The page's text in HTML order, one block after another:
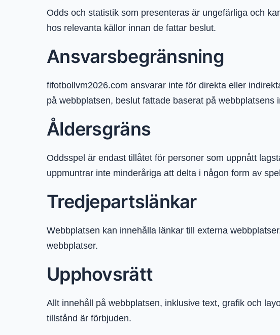
Odds och statistik som presenteras är ungefärliga och
hos relevanta källor innan de fattar beslut.
Ansvarsbegränsning
fifotbollvm2026.com ansvarar inte för direkta eller
på webbplatsen, beslut fattade baserat på
Åldersgräns
Oddsspel är endast tillåtet för personer som uppnått
uppmuntrar inte minderåriga att delta i någon form av
Tredjepartslänkar
Webbplatsen kan innehålla länkar till externa
webbplatser.
Upphovsrätt
Allt innehåll på webbplatsen, inklusive text, grafik och
tillstånd är förbjuden.